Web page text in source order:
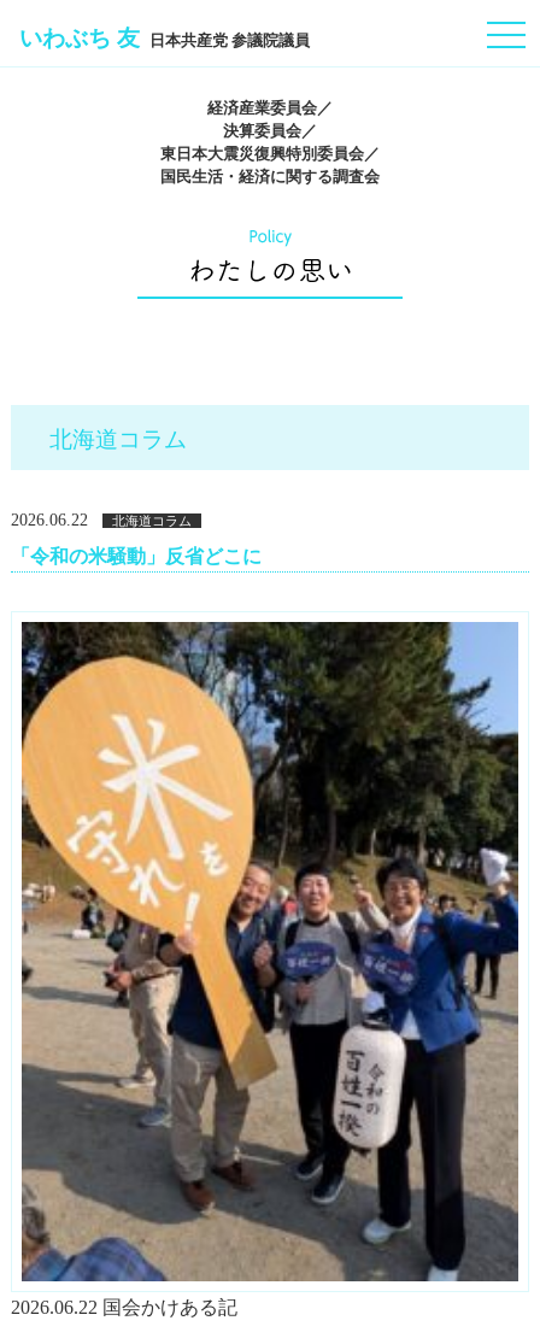
いわぶち 友 日本共産党 参議院議員
経済産業委員会／
決算委員会／
東日本大震災復興特別委員会／
国民生活・経済に関する調査会
北海道コラム
2026.06.22 北海道コラム
「令和の米騒動」反省どこに
2026.06.22 国会かけある記